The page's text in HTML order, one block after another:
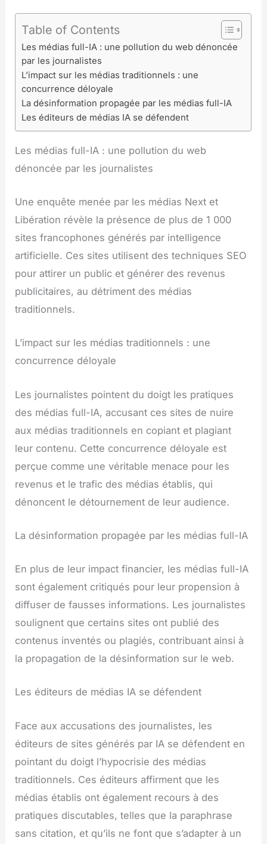
Table of Contents
Les médias full-IA : une pollution du web dénoncée
par les journalistes
L’impact sur les médias traditionnels : une
concurrence déloyale
La désinformation propagée par les médias full-IA
Les éditeurs de médias IA se défendent
Les médias full-IA : une pollution du web
dénoncée par les journalistes
Une enquête menée par les médias Next et
Libération révèle la présence de plus de 1 000
sites francophones générés par intelligence
artificielle. Ces sites utilisent des techniques SEO
pour attirer un public et générer des revenus
publicitaires, au détriment des médias
traditionnels.
L’impact sur les médias traditionnels : une
concurrence déloyale
Les journalistes pointent du doigt les pratiques
des médias full-IA, accusant ces sites de nuire
aux médias traditionnels en copiant et plagiant
leur contenu. Cette concurrence déloyale est
perçue comme une véritable menace pour les
revenus et le trafic des médias établis, qui
dénoncent le détournement de leur audience.
La désinformation propagée par les médias full-IA
En plus de leur impact financier, les médias full-IA
sont également critiqués pour leur propension à
diffuser de fausses informations. Les journalistes
soulignent que certains sites ont publié des
contenus inventés ou plagiés, contribuant ainsi à
la propagation de la désinformation sur le web.
Les éditeurs de médias IA se défendent
Face aux accusations des journalistes, les
éditeurs de sites générés par IA se défendent en
pointant du doigt l’hypocrisie des médias
traditionnels. Ces éditeurs affirment que les
médias établis ont également recours à des
pratiques discutables, telles que la paraphrase
sans citation, et qu’ils ne font que s’adapter à un